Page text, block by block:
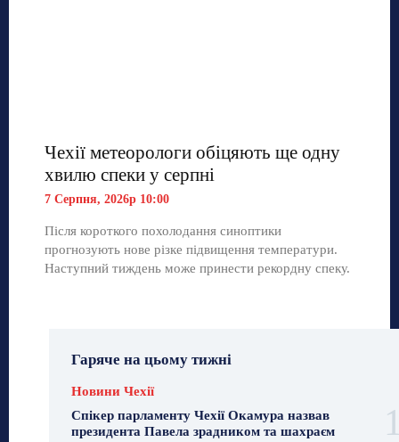
Чехії метеорологи обіцяють ще одну
хвилю спеки у серпні
7 Серпня, 2026р 10:00
Після короткого похолодання синоптики
прогнозують нове різке підвищення температури.
Наступний тиждень може принести рекордну спеку.
Гаряче на цьому тижні
Новини Чехії
Спікер парламенту Чехії Окамура назвав
президента Павела зрадником та шахраєм